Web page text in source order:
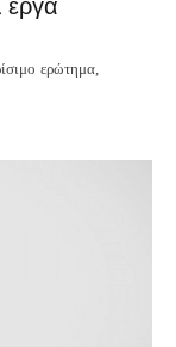
έργα
ερώτημα,